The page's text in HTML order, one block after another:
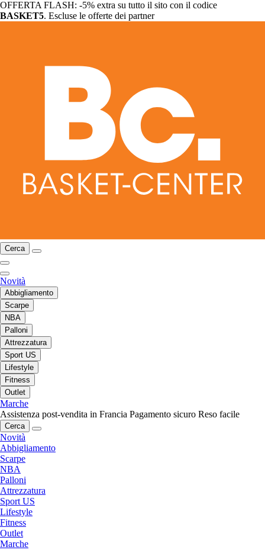
OFFERTA FLASH: -5% extra su tutto il sito con il codice
BASKET5. Escluse le offerte dei partner
Cerca
Novità
Abbigliamento
Scarpe
NBA
Palloni
Attrezzatura
Sport US
Lifestyle
Fitness
Outlet
Marche
Assistenza post-vendita in Francia Pagamento sicuro Reso facile
Cerca
Novità
Abbigliamento
Scarpe
NBA
Palloni
Attrezzatura
Sport US
Lifestyle
Fitness
Outlet
Marche